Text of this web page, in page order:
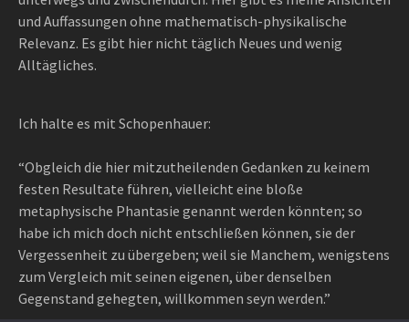
und Auffassungen ohne mathematisch-physikalische
Relevanz. Es gibt hier nicht täglich Neues und wenig
Alltägliches.
Ich halte es mit Schopenhauer:
“Obgleich die hier mitzutheilenden Gedanken zu keinem
festen Resultate führen, vielleicht eine bloße
metaphysische Phantasie genannt werden könnten; so
habe ich mich doch nicht entschließen können, sie der
Vergessenheit zu übergeben; weil sie Manchem, wenigstens
zum Vergleich mit seinen eigenen, über denselben
Gegenstand gehegten, willkommen seyn werden.”